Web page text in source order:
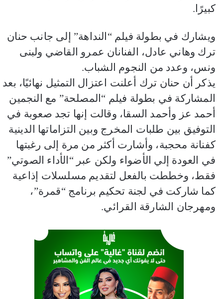
كبيرًا.
ويشارك في بطولة فيلم “النداهة” إلى جانب حنان
ترك وهاني عادل، الفنانان عمرو القاضي ولبنى
ونس، وعدد من النجوم الشباب.
يذكر أن حنان ترك أعلنت اعتزال التمثيل نهائيًا، بعد
المشاركة في بطولة فيلم “المصلحة” مع النجمين
أحمد عز وأحمد السقا، وقالت إنها تجد صعوبة في
التوفيق بين طلبات المخرج وبين التزاماتها الدينية
كفنانة محجبة، وأشارت أكثر من مرة إلى رغبتها
في العودة إلي الأضواء ولكن عبر “الأداء الصوتي”
فقط، وخططت بالفعل لتقديم مسلسلات إذاعية
كما شاركت في لجنة تحكيم برنامج “قمرة”،
ومهرجان الشارقة القرائي.